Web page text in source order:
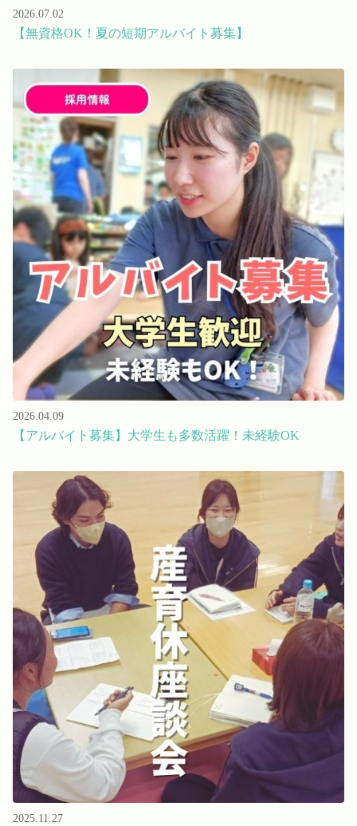
2026.07.02
【無資格OK！夏の短期アルバイト募集】
2026.04.09
【アルバイト募集】大学生も多数活躍！未経験OK
2025.11.27